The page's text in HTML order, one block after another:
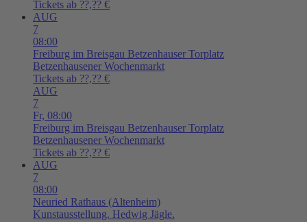
Tickets ab ??,?? €
AUG
7
08:00
Freiburg im Breisgau Betzenhauser Torplatz
Betzenhausener Wochenmarkt
Tickets ab ??,?? €
AUG
7
Fr, 08:00
Freiburg im Breisgau Betzenhauser Torplatz
Betzenhausener Wochenmarkt
Tickets ab ??,?? €
AUG
7
08:00
Neuried Rathaus (Altenheim)
Kunstausstellung. Hedwig Jägle.